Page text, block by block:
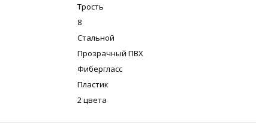
Трость
8
Стальной
Прозрачный ПВХ
Фибергласс
Пластик
2 цвета